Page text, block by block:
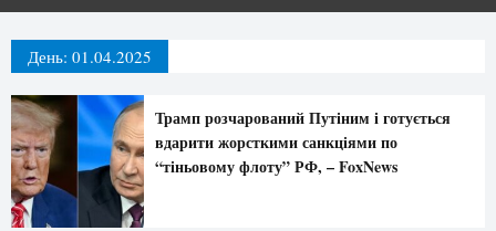
День: 01.04.2025
Трамп розчарований Путіним і готується
вдарити жорсткими санкціями по
“тіньовому флоту” РФ, – FoxNews